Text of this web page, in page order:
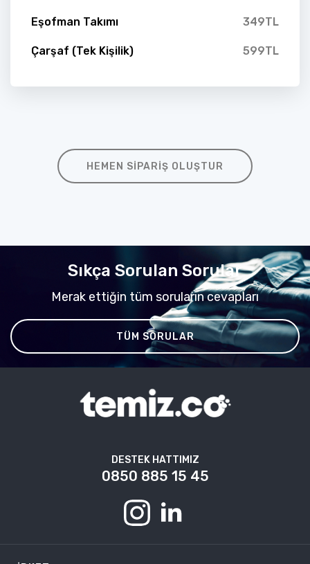
Eşofman Takımı 349TL
Çarşaf (Tek Kişilik) 599TL
HEMEN SIPARIŞ OLUŞTUR
Sıkça Sorulan Sorular
Merak ettiğin tüm soruların cevapları
TÜM SORULAR
DESTEK HATTIMIZ
0850 885 15 45